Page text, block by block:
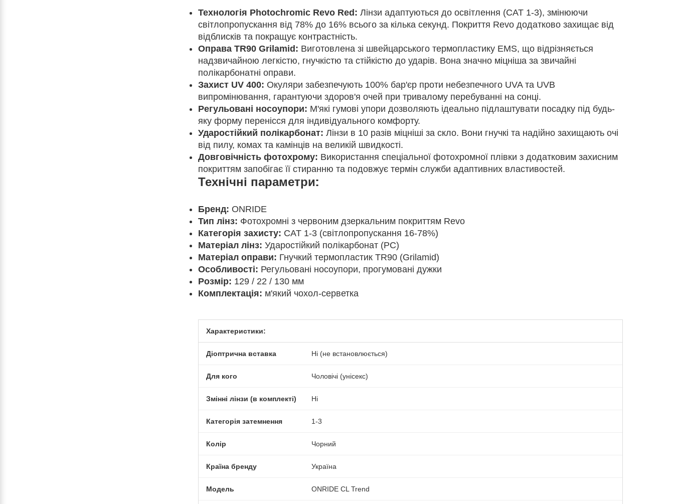
Технологія Photochromic Revo Red: Лінзи адаптуються до освітлення (CAT 1-3), змінюючи
світлопропускання від 78% до 16% всього за кілька секунд. Покриття Revo додатково захищає від
відблисків та покращує контрастність.
Оправа TR90 Grilamid: Виготовлена зі швейцарського термопластику EMS, що відрізняється
надзвичайною легкістю, гнучкістю та стійкістю до ударів. Вона значно міцніша за звичайні
полікарбонатні оправи.
Захист UV 400: Окуляри забезпечують 100% бар'єр проти небезпечного UVA та UVB
випромінювання, гарантуючи здоров'я очей при тривалому перебуванні на сонці.
Регульовані носоупори: М'які гумові упори дозволяють ідеально підлаштувати посадку під будь-
яку форму перенісся для індивідуального комфорту.
Ударостійкий полікарбонат: Лінзи в 10 разів міцніші за скло. Вони гнучкі та надійно захищають очі
від пилу, комах та камінців на великій швидкості.
Довговічність фотохрому: Використання спеціальної фотохромної плівки з додатковим захисним
покриттям запобігає її стиранню та подовжує термін служби адаптивних властивостей.
Технічні параметри:
Бренд: ONRIDE
Тип лінз: Фотохромні з червоним дзеркальним покриттям Revo
Категорія захисту: CAT 1-3 (світлопропускання 16-78%)
Матеріал лінз: Ударостійкий полікарбонат (PC)
Матеріал оправи: Гнучкий термопластик TR90 (Grilamid)
Особливості: Регульовані носоупори, прогумовані дужки
Розмір: 129 / 22 / 130 мм
Комплектація: м'який чохол-серветка
Характеристики:
Діоптрична вставка Ні (не встановлюється)
Для кого Чоловічі (унісекс)
Змінні лінзи (в комплекті) Ні
Категорія затемнення 1-3
Колір Чорний
Країна бренду Україна
Модель ONRIDE CL Trend